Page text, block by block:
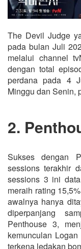
The Devil Judge
pada bulan Juli
melalui channel
dengan total
perdana pada 4
Minggu dan Senin,
2.
Sukses dengan
sessions terakhir
sessions 3 ini
meraih rating
awalnya hanya
diperpanjang
Penthouse 3,
kemunculan
terkena ledakan